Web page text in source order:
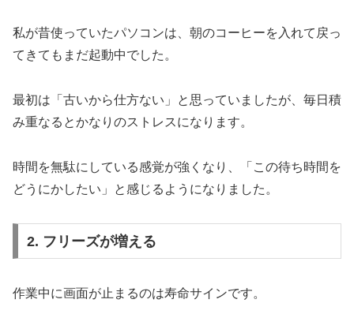
私が昔使っていたパソコンは、朝のコーヒーを入れて戻っ
てきてもまだ起動中でした。
最初は「古いから仕方ない」と思っていましたが、毎日積
み重なるとかなりのストレスになります。
時間を無駄にしている感覚が強くなり、「この待ち時間を
どうにかしたい」と感じるようになりました。
2. フリーズが増える
作業中に画面が止まるのは寿命サインです。